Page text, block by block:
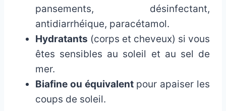
pansements, désinfectant,
antidiarrhéique, paracétamol.
Hydratants (corps et cheveux) si vous
êtes sensibles au soleil et au sel de
mer.
Biafine ou équivalentpour apaiser les
coups de soleil.